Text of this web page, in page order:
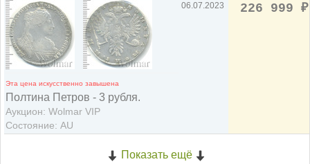
Эта цена искусственно завышена
Полтина Петров - 3 рубля.
Аукцион: Wolmar VIP
Состояние: AU
06.07.2023 226 999 ₽
Показать ещё